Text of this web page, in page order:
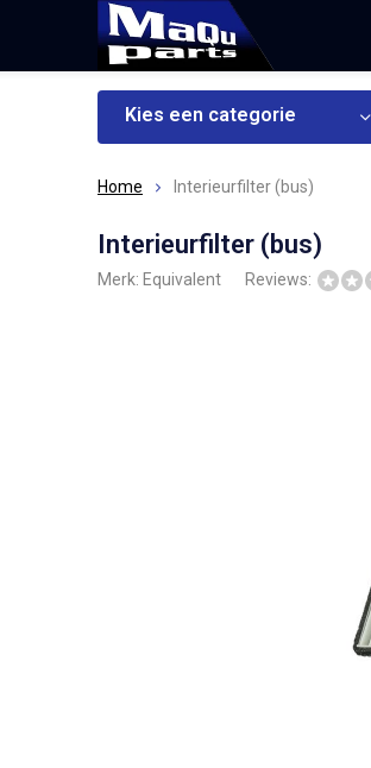
Kies een categorie
Home Interieurfilter (bus)
Interieurfilter (bus)
Merk: Equivalent Reviews: